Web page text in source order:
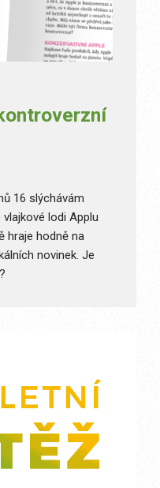
16 slýchávám
lodi Applu
hraje hodně na
novinek. Je